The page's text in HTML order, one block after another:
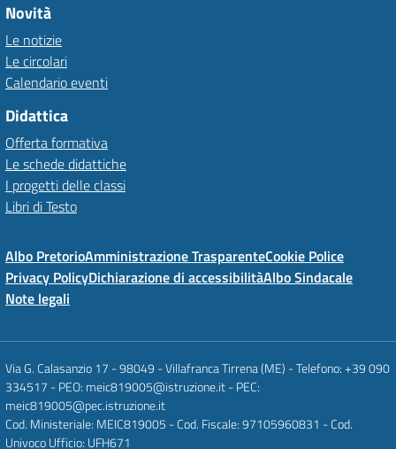
Novità
Le notizie
Le circolari
Calendario eventi
Didattica
Offerta formativa
Le schede didattiche
I progetti delle classi
Libri di Testo
Albo PretorioAmministrazione TrasparenteCookie Police
Privacy PolicyDichiarazione di accessibilitàAlbo Sindacale
Note legali
Via G. Calasanzio 17 - 98049 - Villafranca Tirrena (ME) - Telefono: +39 090
334517 - PEO: meic819005@istruzione.it - PEC:
meic819005@pec.istruzione.it
Cod. Ministeriale: MEIC819005 - Cod. Fiscale: 97105960831 - Cod.
Univoco Ufficio: UFH671